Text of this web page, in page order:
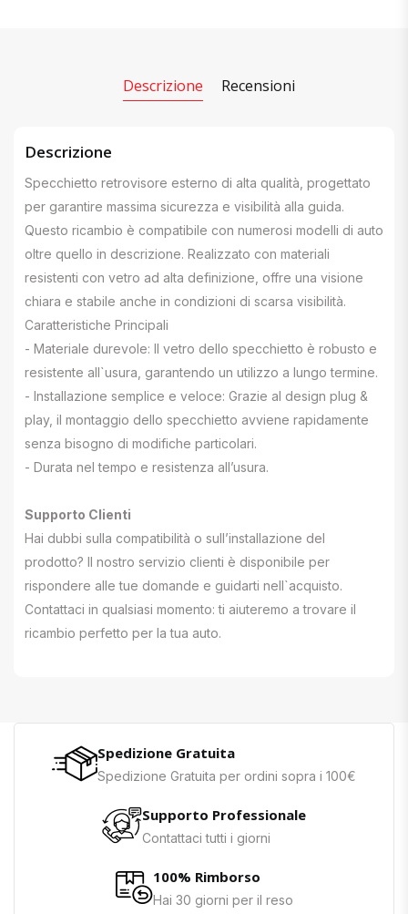
Descrizione Recensioni
Descrizione
Specchietto retrovisore esterno di alta qualità, progettato
per garantire massima sicurezza e visibilità alla guida.
Questo ricambio è compatibile con numerosi modelli di auto
oltre quello in descrizione. Realizzato con materiali
resistenti con vetro ad alta definizione, offre una visione
chiara e stabile anche in condizioni di scarsa visibilità.
Caratteristiche Principali
- Materiale durevole: Il vetro dello specchietto è robusto e
resistente all`usura, garantendo un utilizzo a lungo termine.
- Installazione semplice e veloce: Grazie al design plug &
play, il montaggio dello specchietto avviene rapidamente
senza bisogno di modifiche particolari.
- Durata nel tempo e resistenza all’usura.
Supporto Clienti
Hai dubbi sulla compatibilità o sull’installazione del
prodotto? Il nostro servizio clienti è disponibile per
rispondere alle tue domande e guidarti nell`acquisto.
Contattaci in qualsiasi momento: ti aiuteremo a trovare il
ricambio perfetto per la tua auto.
Spedizione Gratuita
Spedizione Gratuita per ordini sopra i 100€
Supporto Professionale
Contattaci tutti i giorni
100% Rimborso
Hai 30 giorni per il reso